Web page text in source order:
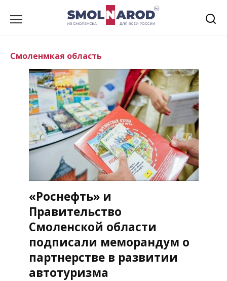
Смоленмкая область
«Роснефть» и
Правительство
Смоленской области
подписали меморандум о
партнерстве в развитии
автотуризма